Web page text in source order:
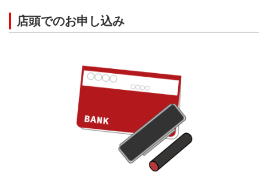
店頭でのお申し込み